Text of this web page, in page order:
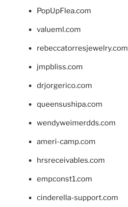
PopUpFlea.com
valueml.com
rebeccatorresjewelry.com
jmpbliss.com
drjorgerico.com
queensushipa.com
wendyweimerdds.com
ameri-camp.com
hrsreceivables.com
empconst1.com
cinderella-support.com